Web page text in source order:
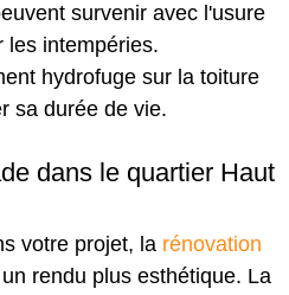
survenir avec l'usure
les intempéries.
hydrofuge sur la toiture
sa durée de vie.
dans le quartier Haut
votre projet, la rénovation
rendu plus esthétique. La